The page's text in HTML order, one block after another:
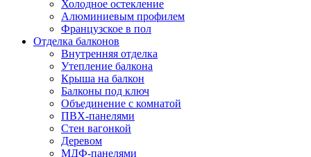
Холодное остекление
Алюминиевым профилем
Французское в пол
Отделка балконов
Внутренняя отделка
Утепление балкона
Крыша на балкон
Балконы под ключ
Объединение с комнатой
ПВХ-панелями
Стен вагонкой
Деревом
МДФ-панелями